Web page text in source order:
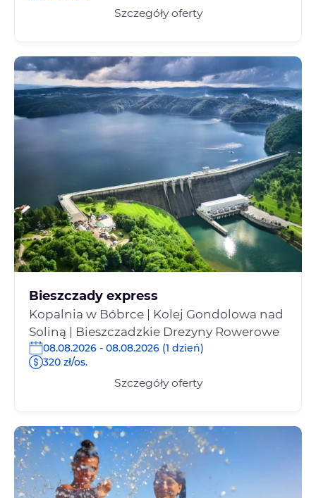
Szczegóły oferty
Bieszczady express
Kopalnia w Bóbrce | Kolej Gondolowa nad
Soliną | Bieszczadzkie Drezyny Rowerowe
08.08.2026 - 08.08.2026 (1 dzień)
320 zł/os.
Szczegóły oferty